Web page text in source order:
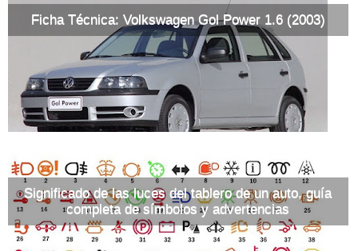
Ficha Técnica: Volkswagen Gol Power 1.6 (2003)
Significado de las luces del tablero de un auto, guía
completa de símbolos y advertencias